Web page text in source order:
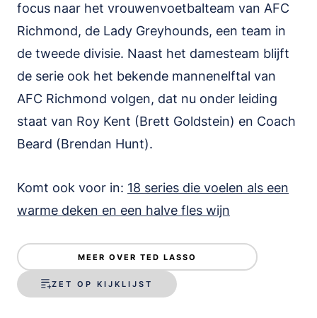
focus naar het vrouwenvoetbalteam van AFC
Richmond, de Lady Greyhounds, een team in
de tweede divisie. Naast het damesteam blijft
de serie ook het bekende mannenelftal van
AFC Richmond volgen, dat nu onder leiding
staat van Roy Kent (Brett Goldstein) en Coach
Beard (Brendan Hunt).
Komt ook voor in: 18 series die voelen als een
warme deken en een halve fles wijn
MEER OVER TED LASSO
ZET OP KIJKLIJST
Sterling Point
Serie • Drama • 51m • 2026